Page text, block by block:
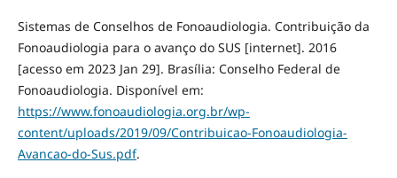
Sistemas de Conselhos de Fonoaudiologia. Contribuição da
Fonoaudiologia para o avanço do SUS [internet]. 2016
[acesso em 2023 Jan 29]. Brasília: Conselho Federal de
Fonoaudiologia. Disponível em:
https://www.fonoaudiologia.org.br/wp-
content/uploads/2019/09/Contribuicao-Fonoaudiologia-
Avancao-do-Sus.pdf.